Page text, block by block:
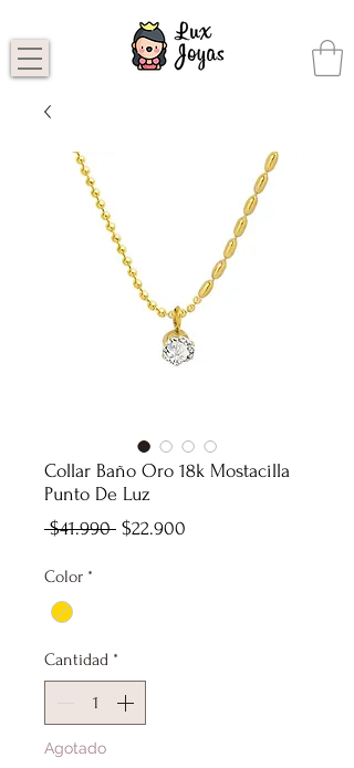
Collar Baño Oro 18k Mostacilla
Punto De Luz
$41.990 Precio
$22.900
Color *
Cantidad *
Agotado